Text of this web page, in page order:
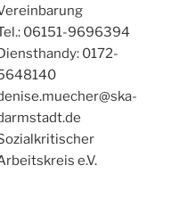
06151-9696394
Diensthandy: 0172-
e.V.